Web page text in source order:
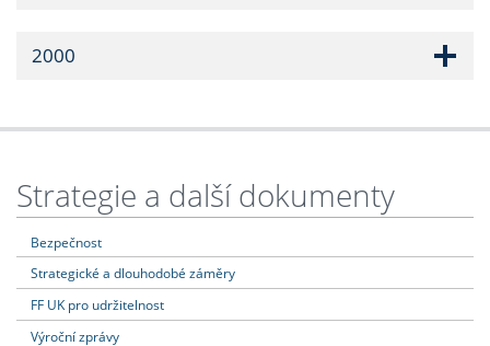
2000
Strategie a další dokumenty
Bezpečnost
Strategické a dlouhodobé záměry
FF UK pro udržitelnost
Výroční zprávy